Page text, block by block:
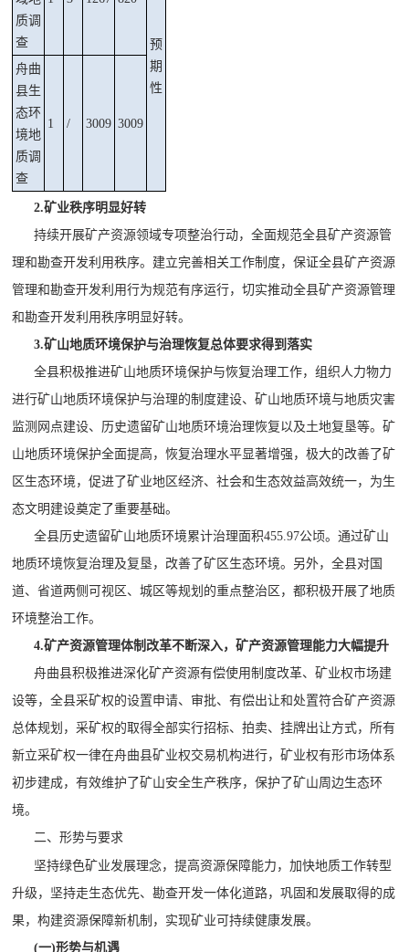
质调
查
预
期
性
舟曲
县生
态环
境地
质调
查
1 / 3009 3009
2.矿业秩序明显好转
持续开展矿产资源领域专项整治行动，全面规范全县矿产资源管
理和勘查开发利用秩序。建立完善相关工作制度，保证全县矿产资源
管理和勘查开发利用行为规范有序运行，切实推动全县矿产资源管理
和勘查开发利用秩序明显好转。
3.矿山地质环境保护与治理恢复总体要求得到落实
全县积极推进矿山地质环境保护与恢复治理工作，组织人力物力
进行矿山地质环境保护与治理的制度建设、矿山地质环境与地质灾害
监测网点建设、历史遗留矿山地质环境治理恢复以及土地复垦等。矿
山地质环境保护全面提高，恢复治理水平显著增强，极大的改善了矿
区生态环境，促进了矿业地区经济、社会和生态效益高效统一，为生
态文明建设奠定了重要基础。
全县历史遗留矿山地质环境累计治理面积455.97公顷。通过矿山
地质环境恢复治理及复垦，改善了矿区生态环境。另外，全县对国
道、省道两侧可视区、城区等规划的重点整治区，都积极开展了地质
环境整治工作。
4.矿产资源管理体制改革不断深入，矿产资源管理能力大幅提升
舟曲县积极推进深化矿产资源有偿使用制度改革、矿业权市场建
设等，全县采矿权的设置申请、审批、有偿出让和处置符合矿产资源
总体规划，采矿权的取得全部实行招标、拍卖、挂牌出让方式，所有
新立采矿权一律在舟曲县矿业权交易机构进行，矿业权有形市场体系
初步建成，有效维护了矿山安全生产秩序，保护了矿山周边生态环
境。
二、形势与要求
坚持绿色矿业发展理念，提高资源保障能力，加快地质工作转型
升级，坚持走生态优先、勘查开发一体化道路，巩固和发展取得的成
果，构建资源保障新机制，实现矿业可持续健康发展。
(一)形势与机遇